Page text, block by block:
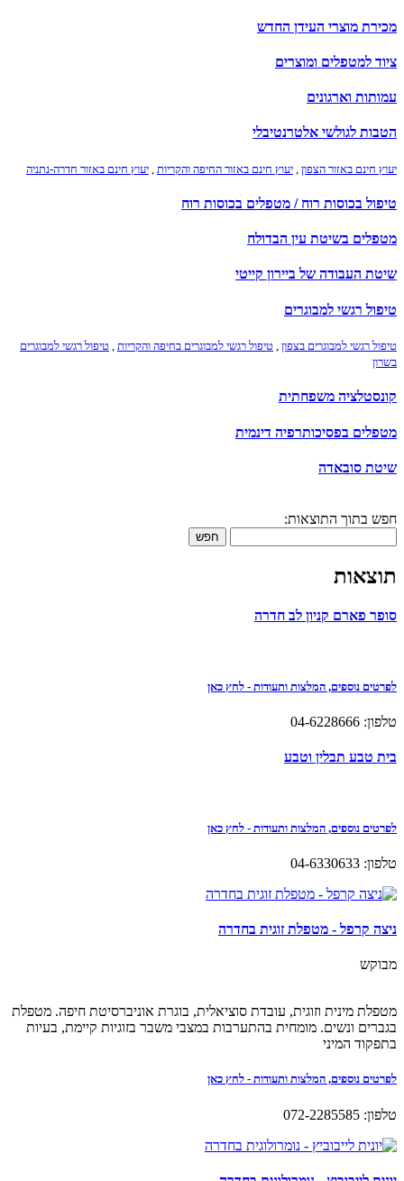
מכירת מוצרי העידן החדש
ציוד למטפלים ומוצרים
עמותות וארגונים
הטבות לגולשי אלטרנטיבלי
יעוץ חינם באזור הצפון יעוץ חינם באזור החיפה והקריות יעוץ חינם באזור חדרה-נתניה
טיפול בכוסות רוח / מטפלים בכוסות רוח
מטפלים בשיטת עין הבדולח
שיטת העבודה של ביירון קייטי
טיפול רגשי למבוגרים
טיפול רגשי למבוגרים בצפון , טיפול רגשי למבוגרים בחיפה והקריות , טיפול רגשי למבוגרים
בשרון
קונסטלציה משפחתית
מטפלים בפסיכותרפיה דינמית
שיטת סובאדה
חפש בתוך התוצאות:
חפש
תוצאות
סופר פארם קניון לב חדרה
לפרטים נוספים, המלצות ותעודות - לחץ כאן
טלפון: 04-6228666
בית טבע תבלין וטבע
לפרטים נוספים, המלצות ותעודות - לחץ כאן
טלפון: 04-6330633
ניצה קרפל - מטפלת זוגית בחדרה
מבוקש
מטפלת מינית וזוגית, עובדת סוציאלית, בוגרת אוניברסיטת חיפה. מטפלת
בגברים ונשים. מומחית בהתערבות במצבי משבר בזוגיות קיימת, בעיות
בתפקוד המיני
לפרטים נוספים, המלצות ותעודות - לחץ כאן
טלפון: 072-2285585